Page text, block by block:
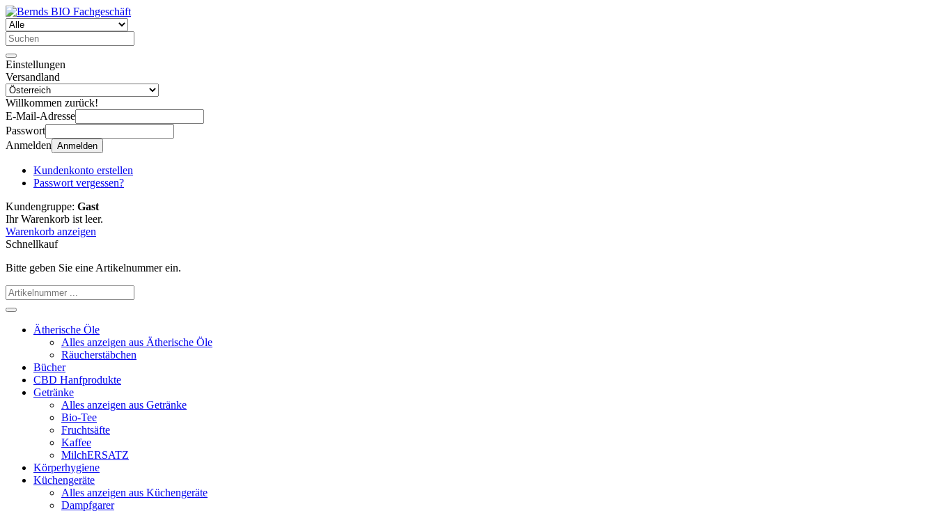
Einstellungen
Versandland
Willkommen zurück!
E-Mail-Adresse
Passwort
Anmelden Anmelden
Kundenkonto erstellen
Passwort vergessen?
Kundengruppe: Gast
Ihr Warenkorb ist leer.
Warenkorb anzeigen
Schnellkauf
Bitte geben Sie eine Artikelnummer ein.
Ätherische Öle
Alles anzeigen aus Ätherische Öle
Räucherstäbchen
Bücher
CBD Hanfprodukte
Getränke
Alles anzeigen aus Getränke
Bio-Tee
Fruchtsäfte
Kaffee
MilchERSATZ
Körperhygiene
Küchengeräte
Alles anzeigen aus Küchengeräte
Dampfgarer